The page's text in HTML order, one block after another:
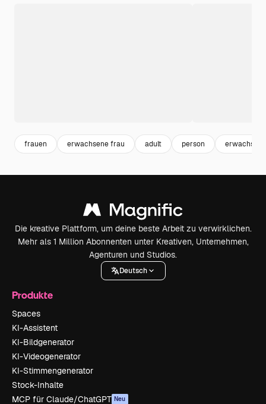
frauen erwachsene frau adult person erwachsene
Die kreative Plattform, um deine beste Arbeit zu verwirklichen.
Mehr als 1 Million Abonnenten unter Kreativen, Unternehmen,
Agenturen und Studios.
Deutsch
Produkte
Spaces
KI-Assistent
KI-Bildgenerator
KI-Videogenerator
KI-Stimmengenerator
Stock-Inhalte
MCP für Claude/ChatGPT Neu